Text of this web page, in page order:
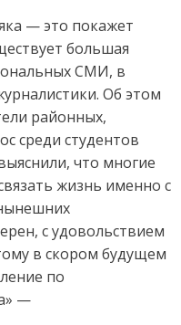
— это покажет
большая
СМИ, в
Об этом
районных,
среди студентов
что многие
жизнь именно с
с удовольствием
в скором будущем
по
—